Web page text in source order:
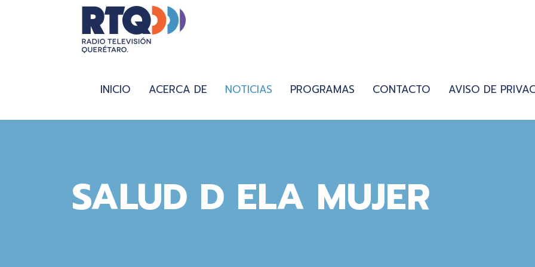
INICIO ACERCA DE NOTICIAS PROGRAMAS CONTACTO AVISO DE
SALUD D ELA MUJER